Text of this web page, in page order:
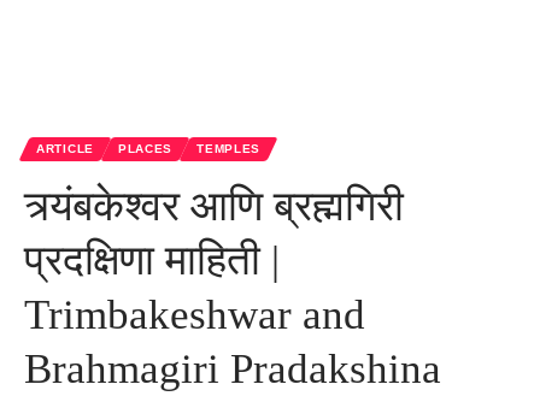
ARTICLE PLACES TEMPLES
त्र्यंबकेश्वर आणि ब्रह्मगिरी
प्रदक्षिणा माहिती |
Trimbakeshwar and
Brahmagiri Pradakshina